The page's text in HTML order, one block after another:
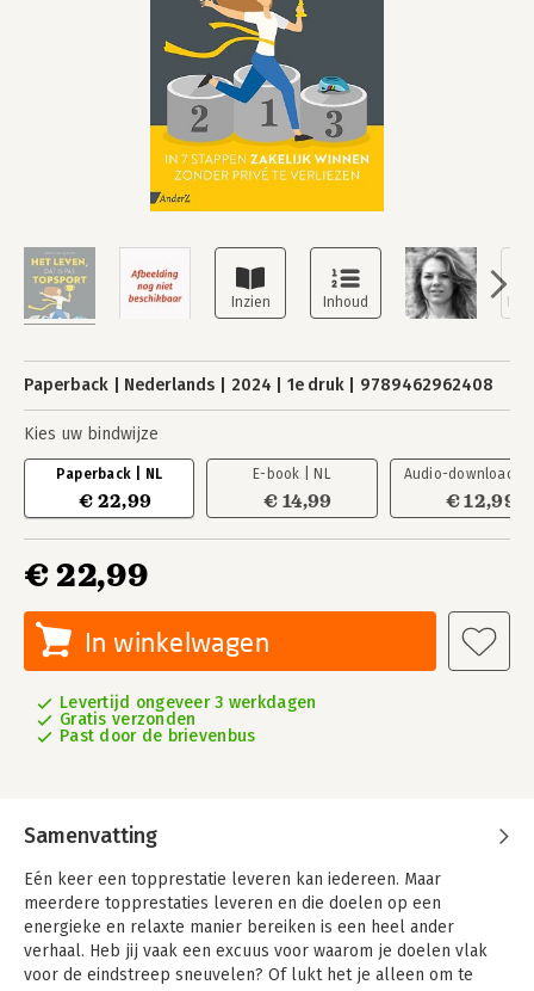
Paperback Nederlands 2024 1e druk 9789462962408
Kies uw bindwijze
Paperback | NL
€ 22,99
E-book | NL
€ 14,99
Audio-download |
€ 12,99
€ 22,99
In winkelwagen
Levertijd ongeveer 3 werkdagen
Gratis verzonden
Past door de brievenbus
Samenvatting
Eén keer een topprestatie leveren kan iedereen. Maar
meerdere topprestaties leveren en die doelen op een
energieke en relaxte manier bereiken is een heel ander
verhaal. Heb jij vaak een excuus voor waarom je doelen vlak
voor de eindstreep sneuvelen? Of lukt het je alleen om te